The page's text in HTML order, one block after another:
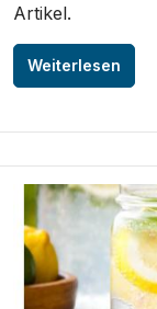
Artikel.
Weiterlesen